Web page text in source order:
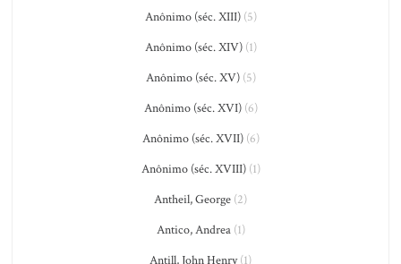
Anônimo (séc. XIII)(5)
Anônimo (séc. XIV)(1)
Anônimo (séc. XV)(5)
Anônimo (séc. XVI)(6)
Anônimo (séc. XVII)(6)
Anônimo (séc. XVIII)(1)
Antheil, George (2)
Antico, Andrea(1)
Antill, John Henry(1)